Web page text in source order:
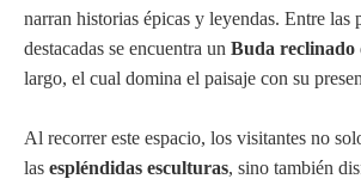
narran historias épicas y leyendas. Entre las
destacadas se encuentra un Buda reclinado
largo, el cual domina el paisaje con su
Al recorrer este espacio, los visitantes no
las espléndidas esculturas, sino también